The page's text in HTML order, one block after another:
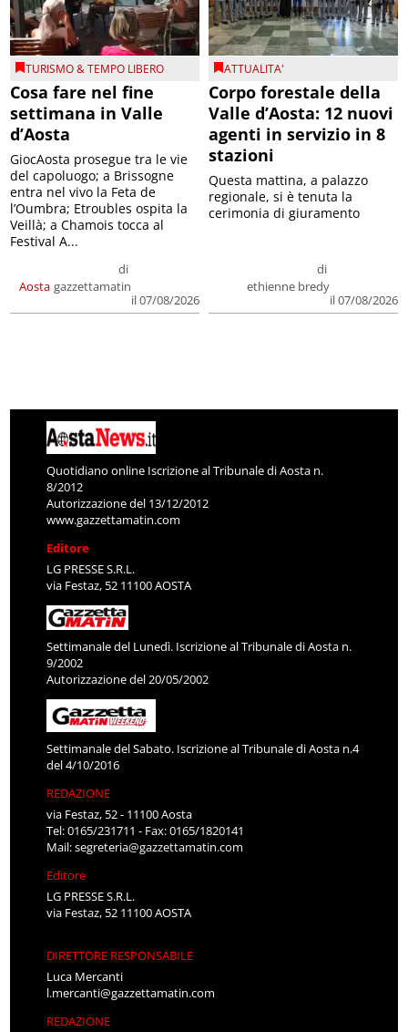
TURISMO & TEMPO LIBERO
Cosa fare nel fine
settimana in Valle
d’Aosta
Aosta
di
gazzettamatin
il 07/08/2026
GiocAosta prosegue tra le vie
del capoluogo; a Brissogne
entra nel vivo la Feta de
l’Oumbra; Etroubles ospita la
Veillà; a Chamois tocca al
Festival A...
ATTUALITA'
Corpo forestale della
Valle d’Aosta: 12 nuovi
agenti in servizio in 8
stazioni
di
ethienne bredy
il 07/08/2026
Questa mattina, a palazzo
regionale, si è tenuta la
cerimonia di giuramento
Quotidiano online Iscrizione al Tribunale di Aosta n.
8/2012
Autorizzazione del 13/12/2012
www.gazzettamatin.com
Editore
LG PRESSE S.R.L.
via Festaz, 52 11100 AOSTA
Settimanale del Lunedì. Iscrizione al Tribunale di Aosta n.
9/2002
Autorizzazione del 20/05/2002
Settimanale del Sabato. Iscrizione al Tribunale di Aosta n.4
del 4/10/2016
REDAZIONE
via Festaz, 52 - 11100 Aosta
Tel: 0165/231711 - Fax: 0165/1820141
Mail:segreteria@gazzettamatin.com
Editore
LG PRESSE S.R.L.
via Festaz, 52 11100 AOSTA
DIRETTORE RESPONSABILE
Luca Mercanti
l.mercanti@gazzettamatin.com
REDAZIONE